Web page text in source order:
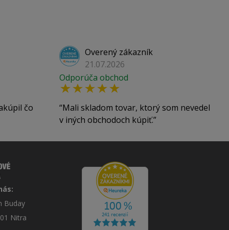
čo
Overený zákazník
21.07.2026
Odporúča obchod
Mali skladom tovar, ktorý som nevedel
v iných obchodoch kúpiť.
Buday
Nitra